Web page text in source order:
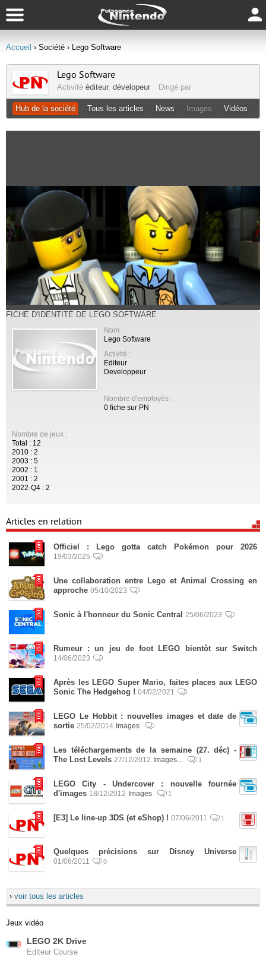
Accueil › Société › Lego Software
Lego Software
Activité éditeur, dévelopeur Dirigé par
Hub de la société Tous les articles News Images Vidéos
FICHE D'IDENTITÉ DE LEGO SOFTWARE
Nom :
Lego Software
Activité :
Editeur
Developpeur
Nombre d'employés :
0 fiche sur PN
Nombre de jeux :
Total : 12
2010 : 2
2003 : 5
2002 : 1
2001 : 2
2022-Q4 : 2
Articles en relation
Officiel : Lego gotta catch Pokémon pour 2026
19/03/2025
Une collaboration entre Lego et Animal Crossing en
approche 05/10/2023
Sonic à l'honneur du Sonic Central 25/06/2023
Rumeur : un jeu de foot LEGO bientôt sur Switch
14/06/2023
Après les LEGO Super Mario, faites places aux LEGO
Sonic The Hedgehog ! 04/02/2021
LEGO Le Hobbit : nouvelles images et date de
sortie 25/02/2014 Images
Les téléchargements de la semaine (27. déc) -
The Lost Levels 27/12/2012 Images... 1
LEGO City - Undercover : nouvelle fournée
d'images 18/12/2012 Images 1
[E3] Le line-up 3DS (et eShop) ! 07/06/2011 1
Quelques précisions sur Disney Universe
01/06/2011 0
› voir tous les articles
Jeux vidéo
LEGO 2K Drive
Editeur Course